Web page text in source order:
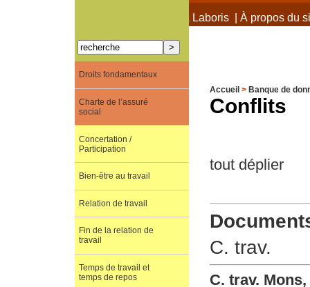
À propos de Terra Laboris| À propos du
Accueil > Banque de
Conflits
tout déplier
C. trav.
C. trav.
Droits fondamentaux
Charte de l’assuré
social
Concertation /
Participation
Bien-être au travail
Relation de travail
Fin de la relation de
travail
Temps de travail et
temps de repos